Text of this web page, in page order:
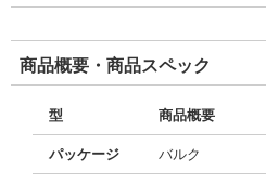
商品概要・商品スペック
型 商品概要
パッケージ バルク